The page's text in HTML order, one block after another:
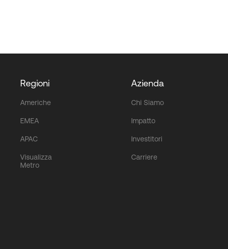
Regioni
Americhe
EMEA
APAC
Visualizza
Metro
Azienda
Chi Siamo
Impatto
Investitori
Carriere